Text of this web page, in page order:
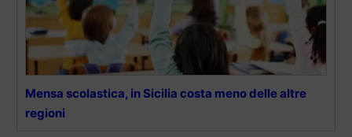
Mensa scolastica, in Sicilia costa meno delle altre
regioni